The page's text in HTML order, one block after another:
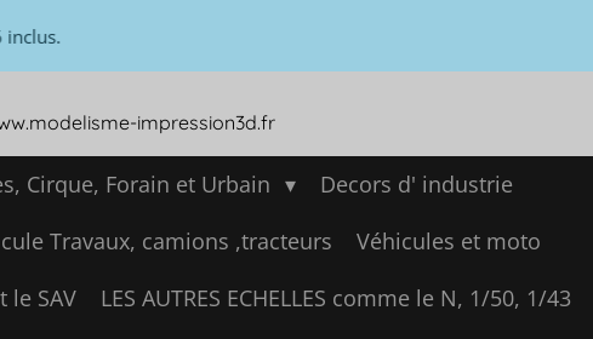
inclus.
impression3d.fr
Cirque, Forain et Urbain
Decors d' industrie
Travaux, camions ,tracteurs
Véhicules et moto
le SAV
LES AUTRES ECHELLES comme le N, 1/50, 1/43